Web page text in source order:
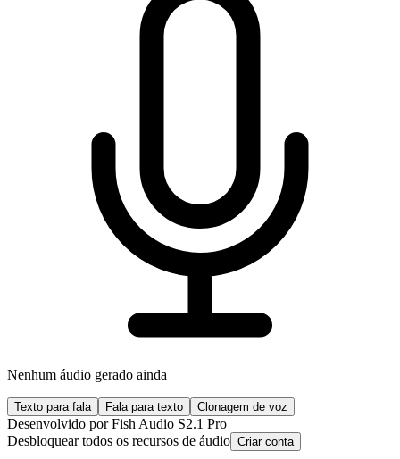
Nenhum áudio gerado ainda
Texto para fala Fala para texto Clonagem de voz
Desenvolvido por Fish Audio S2.1 Pro
Desbloquear todos os recursos de áudio Criar conta